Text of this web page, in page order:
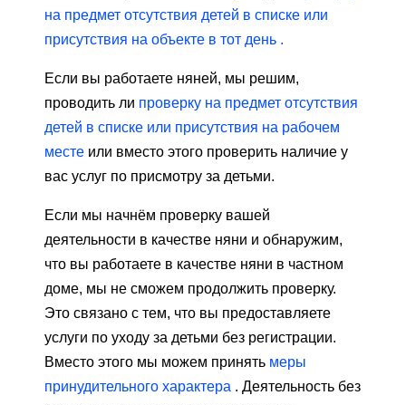
на предмет отсутствия детей в списке или
присутствия на объекте в тот день .
Если вы работаете няней, мы решим,
проводить ли проверку на предмет отсутствия
детей в списке или присутствия на рабочем
месте или вместо этого проверить наличие у
вас услуг по присмотру за детьми.
Если мы начнём проверку вашей
деятельности в качестве няни и обнаружим,
что вы работаете в качестве няни в частном
доме, мы не сможем продолжить проверку.
Это связано с тем, что вы предоставляете
услуги по уходу за детьми без регистрации.
Вместо этого мы можем принять меры
принудительного характера . Деятельность без